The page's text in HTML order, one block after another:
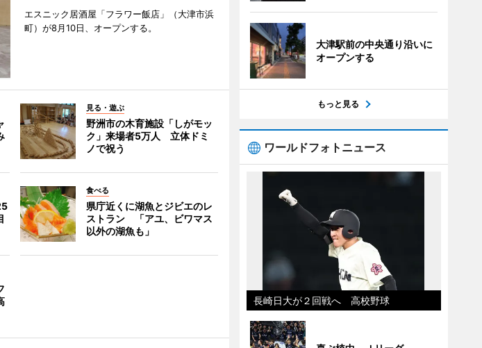
エスニック居酒屋「フラワー飯店」（大津市浜
町）が8月10日、オープンする。
見る・遊ぶ
野洲市の木育施設「しがモッ
ク」来場者5万人 立体ドミ
ノで祝う
食べる
県庁近くに湖魚とジビエのレ
ストラン 「アユ、ビワマス
以外の湖魚も」
大津駅前の中央通り沿いに
オープンする
もっと見る
ワールドフォトニュース
長崎日大が２回戦へ 高校野球